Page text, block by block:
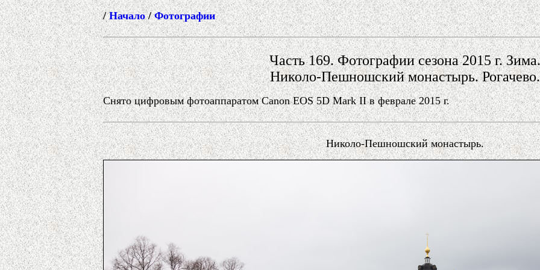
/Начало/Фотографии
Часть 169. Фотографии сезона 2015 г. Зима.
Николо-Пешношский монастырь. Рогачево.
Снято цифровым фотоаппаратом Canon EOS 5D Mark II в феврале 2015 г.
Николо-Пешношский монастырь.